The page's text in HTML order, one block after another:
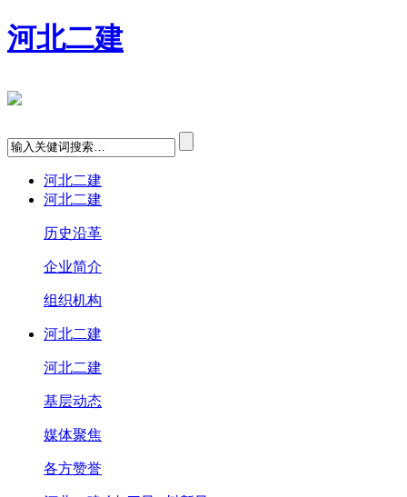
河北二建
河北二建
河北二建
历史沿革
企业简介
组织机构
河北二建
河北二建
基层动态
媒体聚焦
各方赞誉